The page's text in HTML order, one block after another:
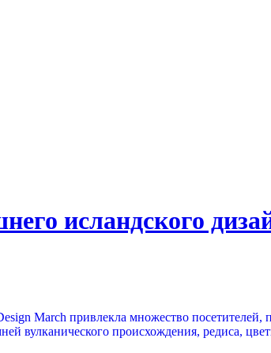
исландского
March привлекла множество
вулканического происхождения, редиса,